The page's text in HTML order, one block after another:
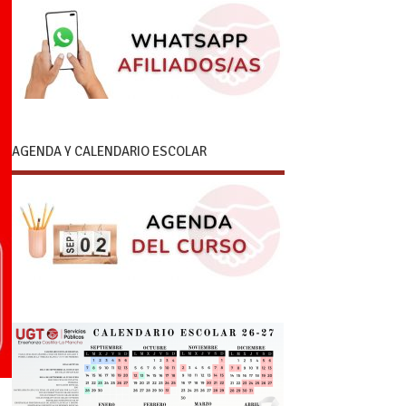
AGENDA Y CALENDARIO ESCOLAR